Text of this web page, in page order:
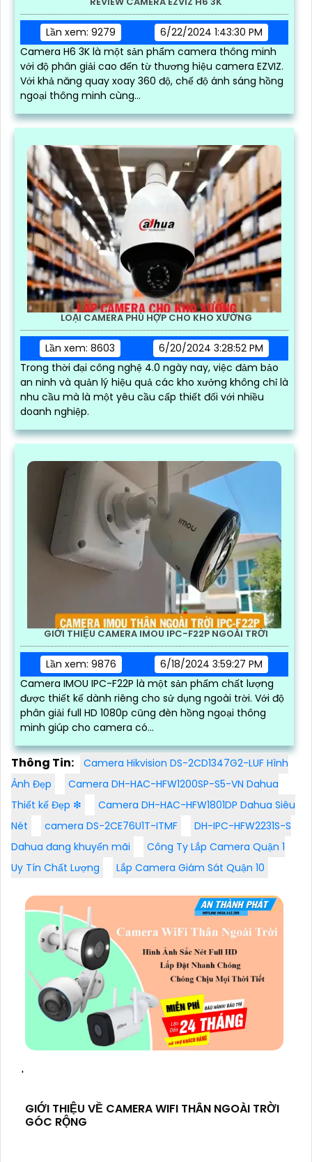
Lần xem: 9279
6/22/2024 1:43:30 PM
Camera H6 3K là một sản phẩm camera thông minh
với độ phân giải cao đến từ thương hiệu camera EZVIZ.
Với khả năng quay xoay 360 độ, chế độ ánh sáng hồng
ngoại thông minh cùng...
LOẠI CAMERA PHÙ HỢP CHO KHO XƯỞNG
Lần xem: 8603
6/20/2024 3:28:52 PM
Trong thời đại công nghệ 4.0 ngày nay, việc đảm bảo
an ninh và quản lý hiệu quả các kho xưởng không chỉ là
nhu cầu mà là một yêu cầu cấp thiết đối với nhiều
doanh nghiệp.
GIỚI THIỆU CAMERA IMOU IPC-F22P NGOÀI TRỜI
Lần xem: 9876
6/18/2024 3:59:27 PM
Camera IMOU IPC-F22P là một sản phẩm chất lượng
được thiết kế dành riêng cho sử dụng ngoài trời. Với độ
phân giải full HD 1080p cũng đèn hồng ngoại thông
minh giúp cho camera có...
Thông Tin:
Camera Hikvision DS-2CD1347G2-LUF Hình
Ảnh Đẹp
Camera DH-HAC-HFW1200SP-S5-VN Dahua
Thiết kế Đẹp ❇
Camera DH-HAC-HFW1801DP Dahua Siêu
Nét
camera DS-2CE76U1T-ITMF
DH-IPC-HFW2231S-S
Dahua đang khuyến mãi
Công Ty Lắp Camera Quận 1
Uy Tín Chất Lượng
Lắp Camera Giám Sát Quận 10
'
GIỚI THIỆU VỀ CAMERA WIFI THÂN NGOÀI TRỜI
GÓC RỘNG